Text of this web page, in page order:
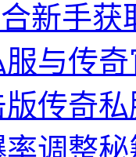
新手
与传
版传奇
调整